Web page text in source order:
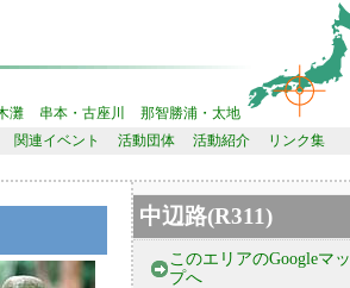
灘 串本・古座川
那智勝浦・太地
関連イベント 活動団体 活動紹介
リンク集
中辺路(R311)
このエリアのGoogleマッ
プへ